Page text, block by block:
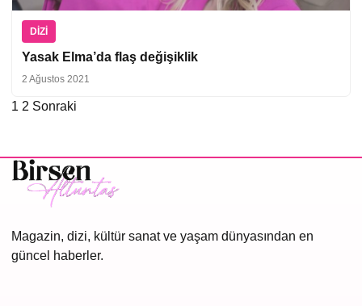
DIZI
Yasak Elma’da flaş değişiklik
2 Ağustos 2021
Yazı
1 2 Sonraki
Magazin, dizi, kültür sanat ve yaşam dünyasından en
güncel haberler.